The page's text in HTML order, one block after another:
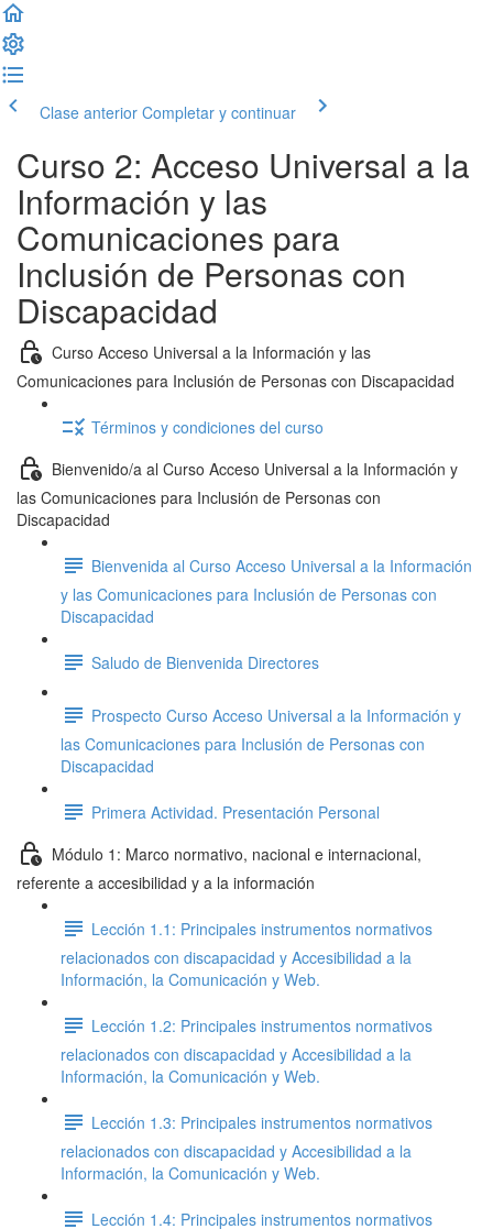
Clase anterior Completar y continuar
Curso 2: Acceso Universal a la
Información y las
Comunicaciones para
Inclusión de Personas con
Discapacidad
Curso Acceso Universal a la Información y las
Comunicaciones para Inclusión de Personas con Discapacidad
Términos y condiciones del curso
Bienvenido/a al Curso Acceso Universal a la Información y
las Comunicaciones para Inclusión de Personas con
Discapacidad
Bienvenida al Curso Acceso Universal a la Información
y las Comunicaciones para Inclusión de Personas con
Discapacidad
Saludo de Bienvenida Directores
Prospecto Curso Acceso Universal a la Información y
las Comunicaciones para Inclusión de Personas con
Discapacidad
Primera Actividad. Presentación Personal
Módulo 1: Marco normativo, nacional e internacional,
referente a accesibilidad y a la información
Lección 1.1: Principales instrumentos normativos
relacionados con discapacidad y Accesibilidad a la
Información, la Comunicación y Web.
Lección 1.2: Principales instrumentos normativos
relacionados con discapacidad y Accesibilidad a la
Información, la Comunicación y Web.
Lección 1.3: Principales instrumentos normativos
relacionados con discapacidad y Accesibilidad a la
Información, la Comunicación y Web.
Lección 1.4: Principales instrumentos normativos